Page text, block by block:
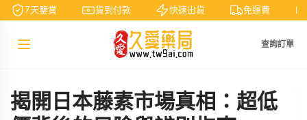
7天鑒賞 貨到付款 快速出貨 免運費
查詢訂單
揭開日本藤素市場真相：超低